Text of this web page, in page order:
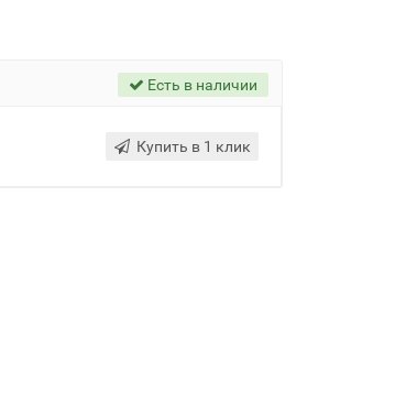
Есть в наличии
Купить в 1 клик